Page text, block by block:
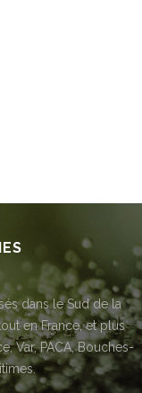
dans le Sud de la
en France, et plus
Var, PACA, Bouches-